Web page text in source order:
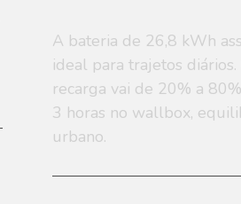
A bateria de 26,8 kWh
ideal para trajetos
recarga vai de 20% a
3 horas no wallbox,
urbano.